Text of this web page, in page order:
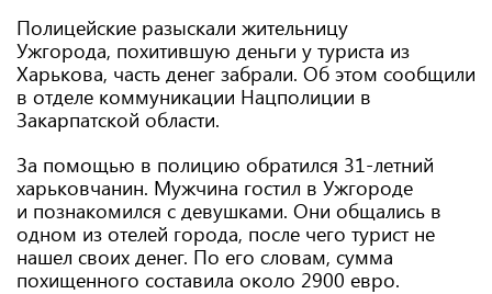
Полицейские разыскали жительницу
Ужгорода, похитившую деньги у туриста из
Харькова, часть денег забрали. Об этом сообщили
в отделе коммуникации Нацполиции в
Закарпатской области.
За помощью в полицию обратился 31-летний
харьковчанин. Мужчина гостил в Ужгороде
и познакомился с девушками. Они общались в
одном из отелей города, после чего турист не
нашел своих денег. По его словам, сумма
похищенного составила около 2900 евро.